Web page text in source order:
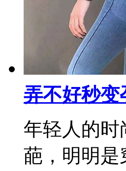
弄不好秒变
年轻人的时
葩，明明是